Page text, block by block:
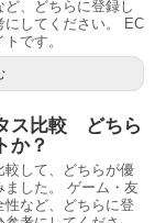
、どちらに登録し
にしてください。 EC
です。
ス比較 どちら
か？
較して、どちらが優
ました。 ゲーム・友
性など、どちらに登